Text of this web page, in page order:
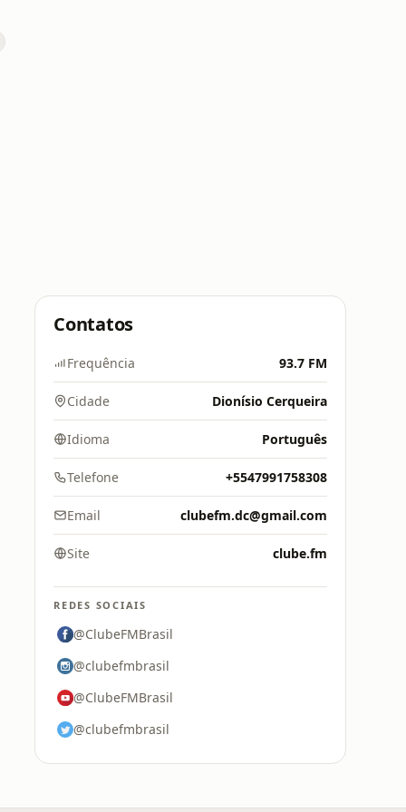
Contatos
Frequência 93.7 FM
Cidade Dionísio Cerqueira
Idioma Português
Telefone +5547991758308
Email clubefm.dc@gmail.com
Site clube.fm
REDES SOCIAIS
@ClubeFMBrasil
@clubefmbrasil
@ClubeFMBrasil
@clubefmbrasil